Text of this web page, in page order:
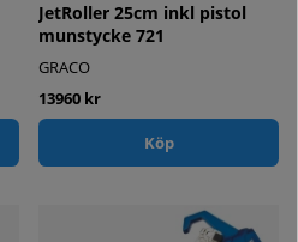
JetRoller 25cm inkl pistol
munstycke 721
GRACO
13960 kr
Köp